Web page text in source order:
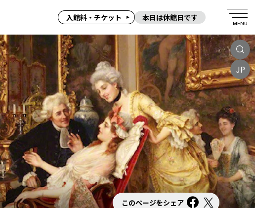
入館料・チケット 本日は休館日です
MENU
JP
このページをシェア